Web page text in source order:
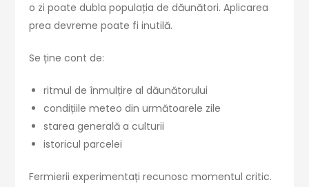
o zi poate dubla populația de dăunători. Aplicarea
prea devreme poate fi inutilă.
Se ține cont de:
ritmul de înmulțire al dăunătorului
condițiile meteo din următoarele zile
starea generală a culturii
istoricul parcelei
Fermierii experimentați recunosc momentul critic.